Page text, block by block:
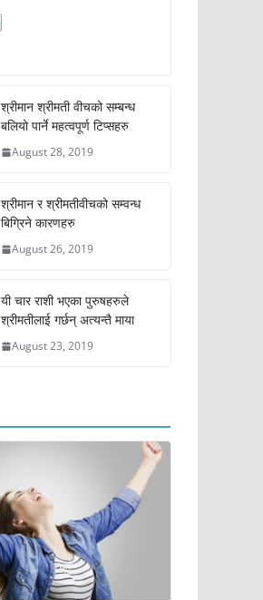
श्रीमान श्रीमती वीचको सम्बन्ध
बलियो पार्ने महत्वपूर्ण टिप्सहरु
August 28, 2019
श्रीमान र श्रीमतीवीचको सम्वन्ध
बिग्रिने कारणहरु
August 26, 2019
यी चार राशी भएका पुरुषहरुले
श्रीमतीलाई गर्छन् अत्यन्तै माया
August 23, 2019